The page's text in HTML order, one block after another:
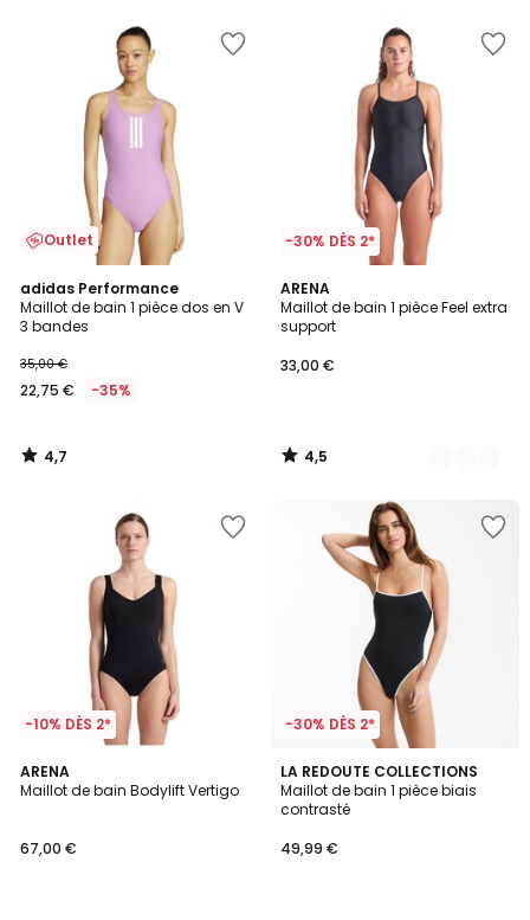
Outlet
adidas Performance
Maillot de bain 1 pièce dos en V
3 bandes
35,00 €
22,75 € -35%
4,7
/ 5
4,7
/
-30% DÈS 2*
ARENA
Maillot de bain 1 pièce Feel extra
support
33,00 €
4,5
/ 5
2
Couleurs
4,5
/
-10% DÈS 2*
ARENA
Maillot de bain Bodylift Vertigo
67,00 €
4,6
/ 5
-30% DÈS 2*
LA REDOUTE COLLECTIONS
Maillot de bain 1 pièce biais
contrasté
49,99 €
1
/
5